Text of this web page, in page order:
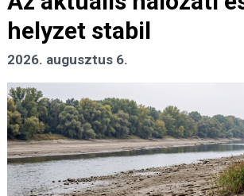
helyzet stabil
2026. augusztus 6.